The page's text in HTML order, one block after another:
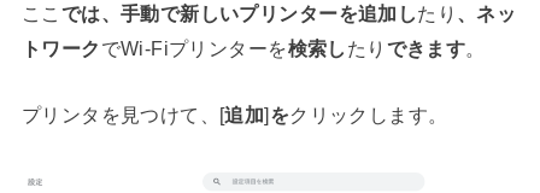
ここ では、手動で新しいプリンターを追加したり 、ネッ
トワーク でWi-Fiプリンターを検索し たり できます。
プリンタを見つけて、[追加]をクリックします。